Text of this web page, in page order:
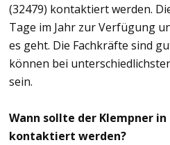
(32479) kontaktiert werden.
Tage im Jahr zur Verfügung
es geht. Die Fachkräfte sind
können bei
sein.
Wann sollte der Klempner in
kontaktiert werden?